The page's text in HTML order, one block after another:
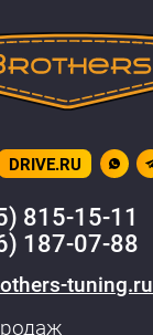
DRIVE.RU
815-15-11
187-07-88
tuning.ru